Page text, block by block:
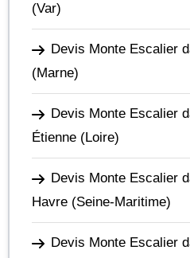
(Var)
Devis Monte Escalier
(Marne)
Devis Monte Escalier
Étienne (Loire)
Devis Monte Escalier
Havre (Seine-Maritime)
Devis Monte Escalier